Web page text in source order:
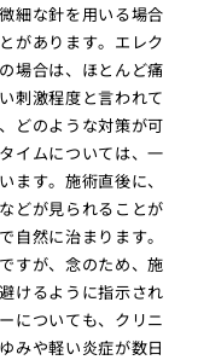
細な針を用いる場合
があります。エレク
場合は、ほとんど痛
刺激程度と言われて
どのような対策が可
イムについては、一
ます。施術直後に、
どが見られることが
自然に治まります。
すが、念のため、施
けるように指示され
についても、クリニ
みや軽い炎症が数日